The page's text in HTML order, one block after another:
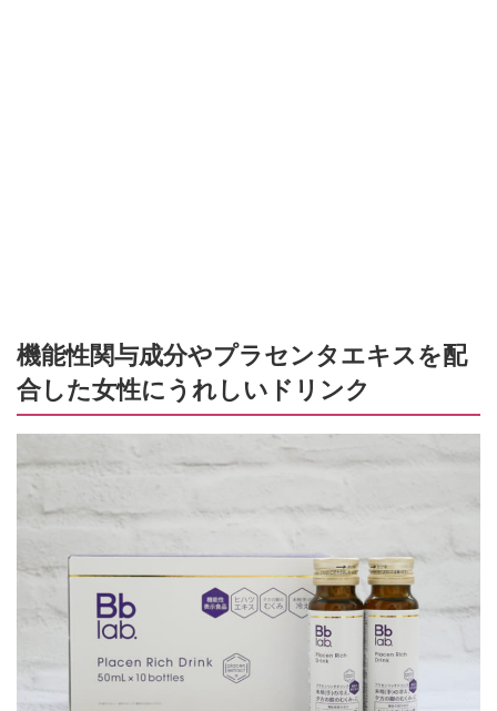
機能性関与成分やプラセンタエキスを配
合した女性にうれしいドリンク